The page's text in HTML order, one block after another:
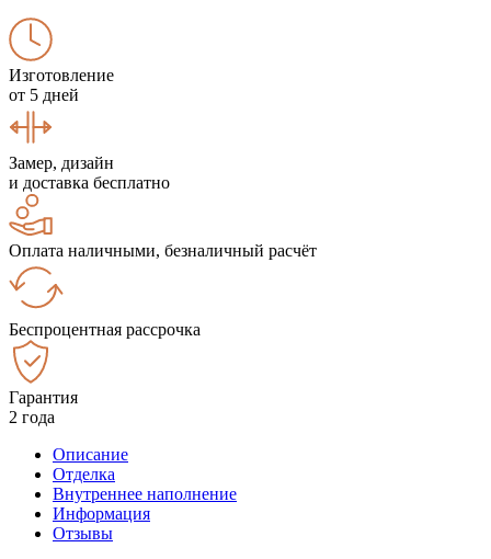
Изготовление
от 5 дней
Замер, дизайн
и доставка бесплатно
Оплата наличными, безналичный расчёт
Беспроцентная рассрочка
Гарантия
2 года
Описание
Отделка
Внутреннее наполнение
Информация
Отзывы